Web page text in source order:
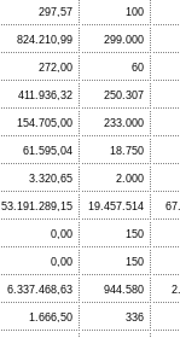
297,57 100
824.210,99 299.000
272,00 60
411.936,32 250.307
154.705,00 233.000
61.595,04 18.750
3.320,65 2.000
53.191.289,15 19.457.514
0,00 150
0,00 150
6.337.468,63 944.580
1.666,50 336